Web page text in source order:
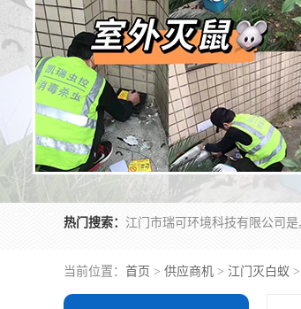
热门搜索：
当前位置： 首页 > 供应商机 > 江门灭白蚁